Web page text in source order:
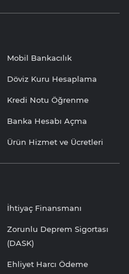
Mobil Bankacılık
Döviz Kuru Hesaplama
Kredi Notu Öğrenme
Banka Hesabı Açma
Ürün Hizmet ve Ücretleri
İhtiyaç Finansmanı
Zorunlu Deprem Sigortası
(DASK)
Ehliyet Harcı Ödeme